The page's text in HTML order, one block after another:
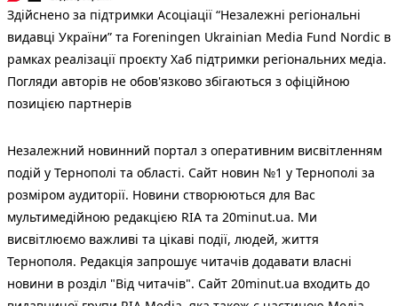
Здійснено за підтримки Асоціації “Незалежні регіональні
видавці України” та Foreningen Ukrainian Media Fund Nordic в
рамках реалізації проєкту Хаб підтримки регіональних медіа.
Погляди авторів не обов'язково збігаються з офіційною
позицією партнерів
Незалежний новинний портал з оперативним висвітленням
подій у Тернополі та області. Сайт новин №1 у Тернополі за
розміром аудиторії. Новини створюються для Вас
мультимедійною редакцією RIA та 20minut.ua. Ми
висвітлюємо важливі та цікаві події, людей, життя
Тернополя. Редакція запрошує читачів додавати власні
новини в розділ "Від читачів". Сайт 20minut.ua входить до